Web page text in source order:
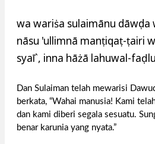
wa wariṡa sulaimānu
nāsu 'ullimnā manṭiqaṭ-ṭairi
syaī`, inna hāżā lahuwal-
Dan Sulaiman telah mewarisi
berkata, “Wahai manusia! Kami
dan kami diberi segala sesuatu.
benar karunia yang nyata.”